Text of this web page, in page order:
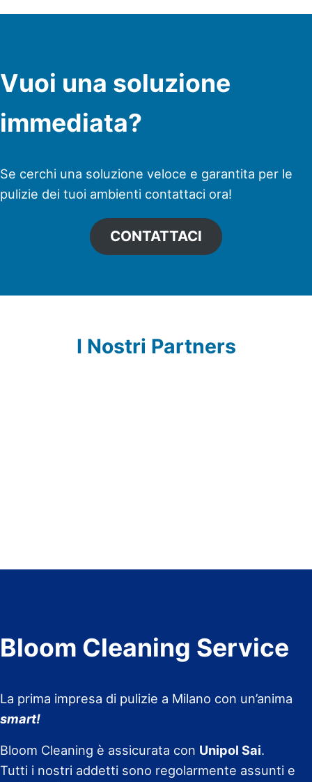
Vuoi una soluzione
immediata?
Se cerchi una soluzione veloce e garantita per le
pulizie dei tuoi ambienti contattaci ora!
CONTATTACI
I Nostri Partners
Bloom Cleaning Service
La prima impresa di pulizie a Milano con un’anima
smart!
Bloom Cleaning è assicurata con Unipol Sai.
Tutti i nostri addetti sono regolarmente assunti e